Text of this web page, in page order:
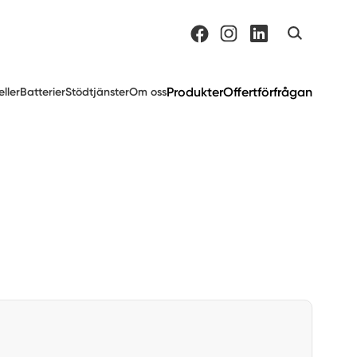
BatterierStödtjänsterOm ossProdukterOffertförfrågan